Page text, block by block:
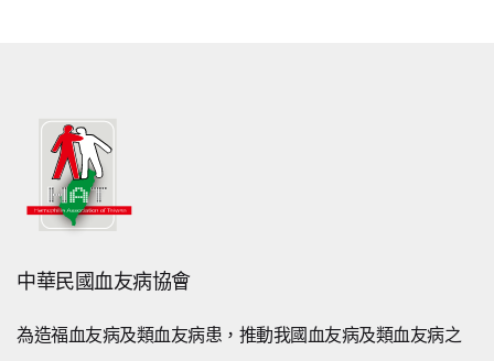
中華民國血友病協會
為造福血友病及類血友病患，推動我國血友病及類血友病之